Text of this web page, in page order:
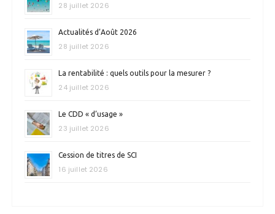
28 juillet 2026
Actualités d’Août 2026
28 juillet 2026
La rentabilité : quels outils pour la mesurer ?
24 juillet 2026
Le CDD « d’usage »
23 juillet 2026
Cession de titres de SCI
16 juillet 2026